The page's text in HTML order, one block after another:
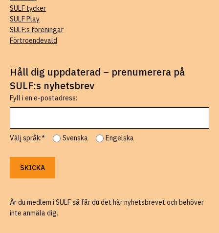
SULF tycker
SULF Play
SULF:s föreningar
Förtroendevald
Håll dig uppdaterad – prenumerera på
SULF:s nyhetsbrev
Fyll i en e-postadress:
Välj språk:* Svenska Engelska
Är du medlem i SULF så får du det här nyhetsbrevet och behöver
inte anmäla dig.